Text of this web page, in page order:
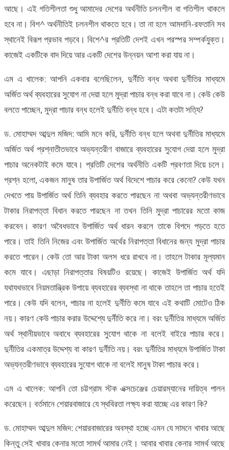
আছে। এই গতিশীলতা শুধু আমাদের দেশের অর্থনীতি চলনশীল বা গতিশীল থাকলে
হবে না। বিশ^ অর্থনীতিই চলনশীল থাকতে হবে। তা না হলে আমদানি-রফতানি সব
স্থানেই বিরূপ প্রভাব পড়বে। বিশে^র প্রতিটি দেশই এখন পরস্পর সম্পর্কযুক্ত।
কাজেই একটিকে বাদ দিয়ে আর একটি দেশের উন্নয়ন আশা করা যায় না।
এম এ খালেক: আপনি একবার বলেছিলেন, দুর্নীতি বন্ধ অথবা দুর্নীতির মাধ্যমে
অর্জিত অর্থ ব্যবহারের সুযোগ না দেয়া হলে মুদ্রা পাচার বন্ধ করা যাবে না। কেউ কেউ
বলতে পাচ্ছেন, মুদ্রা পাচার বন্ধ হলেই দুর্নীতি বন্ধ হবে। এটা কতটা সত্যি?
ড. মোহাম্মদ আব্দুল মজিদ: আমি মনে করি, দুর্নীতি বন্ধ হলে অথবা দুর্নীতির মাধ্যমে
অর্জিত অর্থ প্রশ্নাতীতভাবে অভ্যন্তরীণ বাজারে ব্যবহারের সুযোগ দেয়া হলে মুদ্রা
পাচার অনেকটাই কমে যাবে। প্রতিটি দেশের অর্থনীতি একটি প্রবণতা দিয়ে চলে।
প্রশ্ন হলো, একজন মানুষ তার উপার্জিত অর্থ বিদেশে পাচার করে কেনো? কেউ যখন
দেখতে পায় উপার্জিত অর্থ তিনি ব্যবহার করতে পারছেন না অথবা অভ্যন্তরীণভাবে
টাকার নিরাপত্তা বিধান করতে পারছেন না তখন তিনি মুদ্রা পাচারের মতো কাজ
করবেন। কারণ অবৈধভাবে উপার্জিত অর্থ ধারন করলে তাকে বিপদে পড়তে হতে
পারে। তাই তিনি নিজের এবং উপার্জিত অর্থের নিরাপত্তা বিধানের জন্য মুদ্রা পাচার
করতে পারেন। কেউ তো আর টাকা অলস ধরে রাখবে না। তাহলে টাকার মূল্যমান
কমে যাবে। এছাড়া নিরাপত্তার বিষয়টিও রয়েছে। কাজেই উপার্জিত অর্থ যদি
যথাযথভাবে নিয়মতান্ত্রিক উপায়ে ব্যবহারের ব্যবস্থা না থাকে তাহলে তা পাচার হতেই
পারে। কেউ যদি বলেন, পাচার না হলেই দুর্নীতি কমে যাবে এই কথাটি মোটেও ঠিক
নয়। কারণ কেউ পাচার করার উদ্দেশ্যে দুর্নীতি করে না। বরং দুর্নীতির মাধ্যমে অর্জিত
অর্থ স্থানীয়ভাবে অবাধে ব্যবহারের সুযোগ থাকে না বলেই বাইরে পাচার করে।
দুর্নীতির একমাত্র উদ্দেশ্য বা কারণ দুর্নীতি নয়। বরং দুর্নীতির মাধ্যমে উপার্জিত টাকা
অভ্যন্তরীণভাবে ব্যবহারের সুযোগ থাকে না বলেই মানুষ টাকা পাচার করে।
এম এ খালেক: আপনি তো চট্টগ্রাম স্টক এক্সচেঞ্জের চেয়ারম্যানের দায়িত্ব পালন
করেছেন। বর্তমানে শেয়ারবাজারে যে স্থবিরতা লক্ষ্য করা যাচ্ছে এর কারণ কি?
ড. মোহাম্মদ আব্দুল মজিদ: শেয়ারবাজারের অবস্থা হচ্ছে এমন যে সামনে খাবার আছে
কিন্তু সেই খাবার কেনার মতো সামর্থ আমার নেই। আবার খাবার কেনার সামর্থ আছে